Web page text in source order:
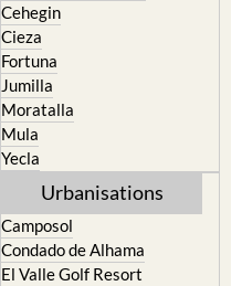
Cehegin
Cieza
Fortuna
Jumilla
Moratalla
Mula
Yecla
Urbanisations
Camposol
Condado de Alhama
El Valle Golf Resort